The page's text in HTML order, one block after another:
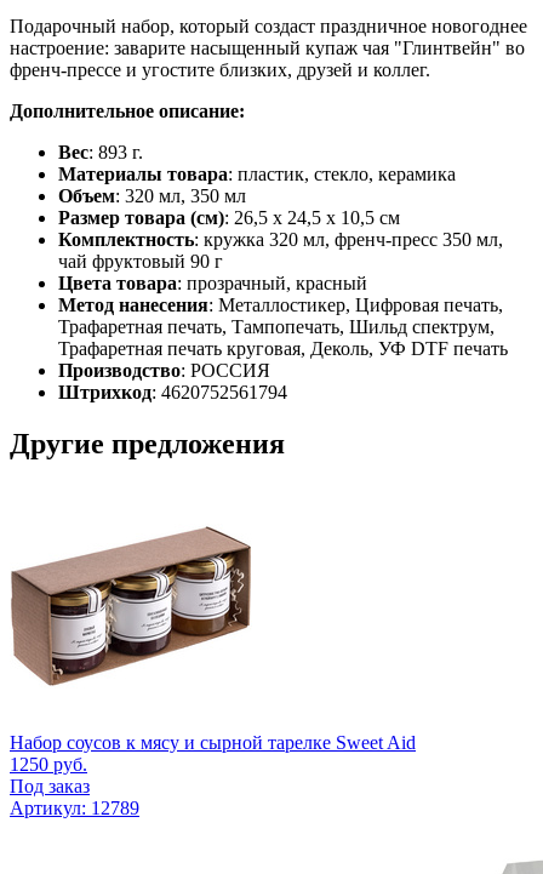
Подарочный набор, который создаст праздничное новогоднее
настроение: заварите насыщенный купаж чая "Глинтвейн" во
френч-прессе и угостите близких, друзей и коллег.
Дополнительное описание:
Вес: 893 г.
Материалы товара: пластик, стекло, керамика
Объем: 320 мл, 350 мл
Размер товара (см): 26,5 х 24,5 х 10,5 см
Комплектность: кружка 320 мл, френч-пресс 350 мл,
чай фруктовый 90 г
Цвета товара: прозрачный, красный
Метод нанесения: Металлостикер, Цифровая печать,
Трафаретная печать, Тампопечать, Шильд спектрум,
Трафаретная печать круговая, Деколь, УФ DTF печать
Производство: РОССИЯ
Штрихкод: 4620752561794
Другие предложения
Набор соусов к мясу и сырной тарелке Sweet Aid
1250 руб.
Под заказ
Артикул: 12789